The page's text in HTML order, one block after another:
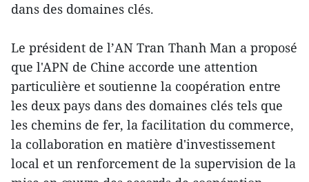
dans des domaines clés.
Le président de l’AN Tran Thanh Man a proposé
que l'APN de Chine accorde une attention
particulière et soutienne la coopération entre
les deux pays dans des domaines clés tels que
les chemins de fer, la facilitation du commerce,
la collaboration en matière d'investissement
local et un renforcement de la supervision de la